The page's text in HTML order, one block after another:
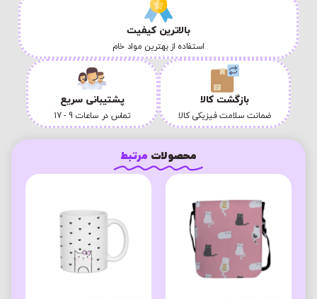
بالاترین کیفیت
استفاده از بهترین مواد خام
بازگشت کالا
ضمانت سلامت فیزیکی کالا
پشتیبانی سریع
تماس در ساعات 9 - 17
محصولات مرتبط